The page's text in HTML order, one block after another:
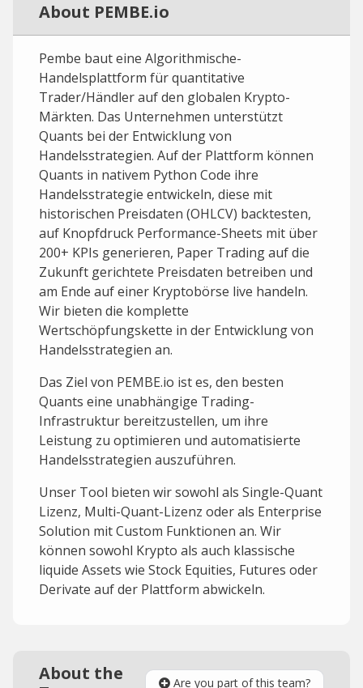
About PEMBE.io
Pembe baut eine Algorithmische-
Handelsplattform für quantitative
Trader/Händler auf den globalen Krypto-
Märkten. Das Unternehmen unterstützt
Quants bei der Entwicklung von
Handelsstrategien. Auf der Plattform können
Quants in nativem Python Code ihre
Handelsstrategie entwickeln, diese mit
historischen Preisdaten (OHLCV) backtesten,
auf Knopfdruck Performance-Sheets mit über
200+ KPIs generieren, Paper Trading auf die
Zukunft gerichtete Preisdaten betreiben und
am Ende auf einer Kryptobörse live handeln.
Wir bieten die komplette
Wertschöpfungskette in der Entwicklung von
Handelsstrategien an.
Das Ziel von PEMBE.io ist es, den besten
Quants eine unabhängige Trading-
Infrastruktur bereitzustellen, um ihre
Leistung zu optimieren und automatisierte
Handelsstrategien auszuführen.
Unser Tool bieten wir sowohl als Single-Quant
Lizenz, Multi-Quant-Lizenz oder als Enterprise
Solution mit Custom Funktionen an. Wir
können sowohl Krypto als auch klassische
liquide Assets wie Stock Equities, Futures oder
Derivate auf der Plattform abwickeln.
About the
Are you part of this team?